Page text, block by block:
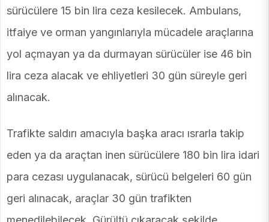
sürücülere 15 bin lira ceza kesilecek. Ambulans,
itfaiye ve orman yangınlarıyla mücadele araçlarına
yol açmayan ya da durmayan sürücüler ise 46 bin
lira ceza alacak ve ehliyetleri 30 gün süreyle geri
alınacak.
Trafikte saldırı amacıyla başka aracı ısrarla takip
eden ya da araçtan inen sürücülere 180 bin lira idari
para cezası uygulanacak, sürücü belgeleri 60 gün
geri alınacak, araçlar 30 gün trafikten